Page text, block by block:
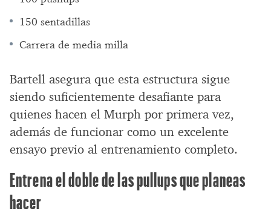
150 sentadillas
Carrera de media milla
Bartell asegura que esta estructura sigue
siendo suficientemente desafiante para
quienes hacen el Murph por primera vez,
además de funcionar como un excelente
ensayo previo al entrenamiento completo.
Entrena el doble de las pullups que planeas
hacer